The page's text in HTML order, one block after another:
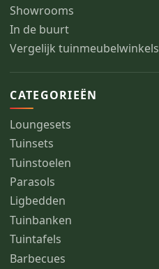
Showrooms
In de buurt
Vergelijk tuinmeubelwinkels
CATEGORIEËN
Loungesets
Tuinsets
Tuinstoelen
Parasols
Ligbedden
Tuinbanken
Tuintafels
Barbecues